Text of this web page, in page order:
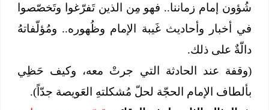
شُؤون إمام زماننا.. فهو مِن الذين تَفرّغوا وتَخصّصوا
في أخبار وأحاديث غَيبة الإمام وظُهوره.. ومُؤلّفاتهُ
دالّةٌ على ذلك.
(وقفة عند الحادثة التي جرتْ معه، وكيف حَظِي
بألطاف الإمام الحجّة لحلّ مُشكلتهِ العَويصة جدّاً).